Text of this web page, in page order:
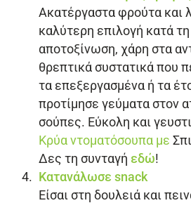
Ακατέργαστα φρούτα και
καλύτερη επιλογή κατά τη
αποτοξίνωση, χάρη στα
θρεπτικά συστατικά που
τα επεξεργασμένα ή τα
προτίμησε γεύματα στον
σούπες. Εύκολη και
Κρύα ντοματόσουπα με
Δες τη συνταγή εδώ!
Κατανάλωσε snack
Είσαι στη δουλειά και